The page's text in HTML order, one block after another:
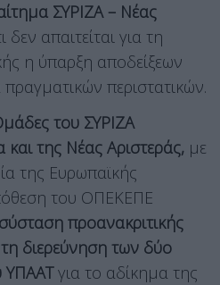
ΣΥΡΙΖΑ – Νέας
δεν απαιτείται για τη
η ύπαρξη αποδείξεων
περιστατικών.
του ΣΥΡΙΖΑ
της Νέας Αριστεράς, με
της Ευρωπαϊκής
του ΟΠΕΚΕΠΕ
προανακριτικής
διερεύνηση των δύο
ΥΠΑΑΤγια το αδίκημα της